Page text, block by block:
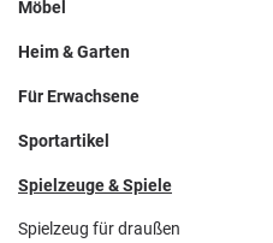
Schmuck
Armbanduhren & Taschenuhren
Wasser
Saft
Bier
Liköre & Spirituosen
Gin
Whiskey
Wein
Möbel
Büromöbel
Heim & Garten
Blumentöpfe & Pflanzgefäße
Flammenlose Kerzen
Blumen
Für Erwachsene
Schusswaffen
Sportartikel
Tischtennis
Dreiräder
Spielzeuge & Spiele
Spielzeug für draußen